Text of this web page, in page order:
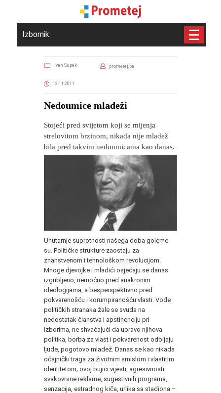
Izbornik
Ivan Supek prometej.ba
13.11.2011
Nedoumice mladeži
Stojeći pred svijetom koji se mijenja
strelovitom brzinom, nikada nije mladež
bila pred takvim nedoumicama kao danas.
Unutarnje suprotnosti našega doba goleme
su. Političke strukture zaostaju za
znanstvenom i tehnološkom revolucijom.
Mnoge djevojke i mladići osjećaju se danas
izgubljeno, nemoćno pred anakronim
ideologijama, a besperspektivno pred
pokvarenošću i korumpiranošću vlasti. Vođe
političkih stranaka žale se svuda na
nedostatak članstva i apstinenciju pri
izborima, ne shvaćajući da upravo njihova
politika, borba za vlast i pokvarenost odbijaju
ljude, pogotovo mladež. Danas se kao nikada
očajnički traga za životnim smislom i vlastitim
identitetom; ovoj bujici vijesti, agresivnosti
svakovrsne reklame, sugestivnih programa,
senzacija, estradnog kiča, urlika sa stadiona –